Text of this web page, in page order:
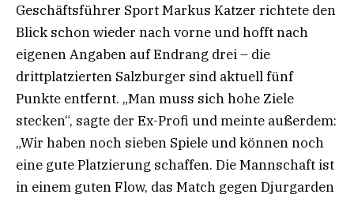
Geschäftsführer Sport Markus Katzer richtete den
Blick schon wieder nach vorne und hofft nach
eigenen Angaben auf Endrang drei – die
drittplatzierten Salzburger sind aktuell fünf
Punkte entfernt. „Man muss sich hohe Ziele
stecken“, sagte der Ex-Profi und meinte außerdem:
„Wir haben noch sieben Spiele und können noch
eine gute Platzierung schaffen. Die Mannschaft ist
in einem guten Flow, das Match gegen Djurgarden